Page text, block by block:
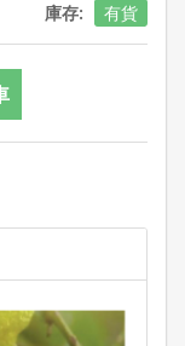
庫存: 有貨